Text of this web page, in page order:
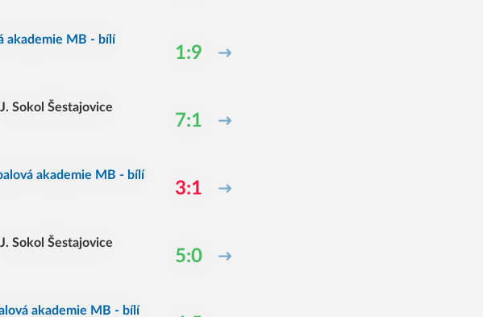
akademie MB - bílí
1:9
Sokol Šestajovice
7:1
akademie MB - bílí
3:1
Sokol Šestajovice
5:0
akademie MB - bílí